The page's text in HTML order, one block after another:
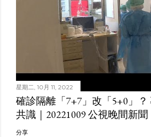
星期二, 10月 11, 2022
確診隔離「7+7」改「5+0」
共識｜20221009 公視晚間新聞
分享